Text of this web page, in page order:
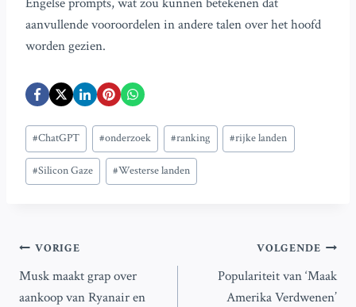
aanvullende vooroordelen in andere talen over het hoofd
worden gezien.
Bericht
tags:
#ChatGPT #onderzoek #ranking #rijke landen
#Silicon Gaze #Westerse landen
Bericht
navigatie
VORIGE
Musk maakt grap over
aankoop van Ryanair en
VOLGENDE
Populariteit van ‘Maak
Amerika Verdwenen’